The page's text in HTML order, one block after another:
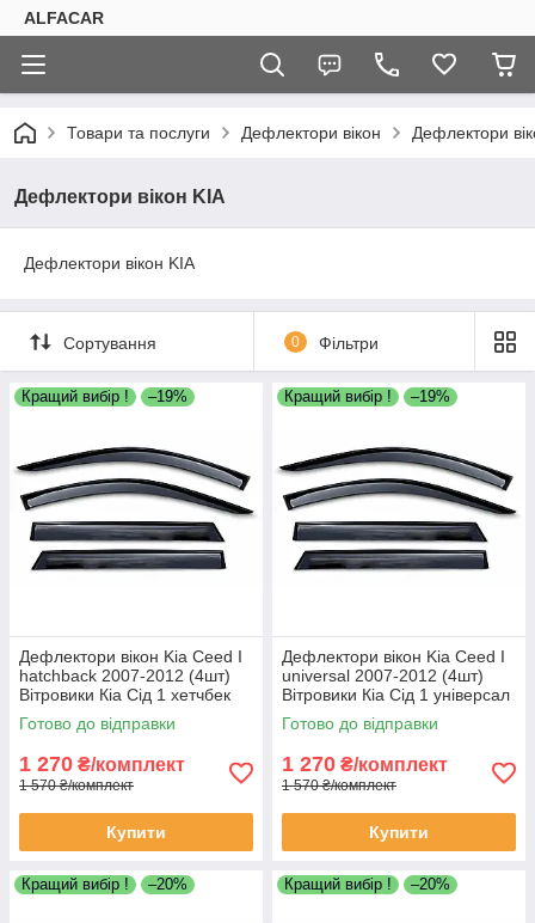
ALFACAR
Товари та послуги Дефлектори вікон Дефлектори
Дефлектори вікон KIA
Дефлектори вікон KIA
Сортування 0 Фільтри
Кращий вибір ! –19%
Дефлектори вікон Kia Ceed I
hatchback 2007-2012 (4шт)
Вітровики Кіа Сід 1 хетчбек
дефлектори 4шт
Готово до відправки
1 270 ₴/комплект
1 570 ₴/комплект
Купити
Кращий вибір ! –19%
Дефлектори вікон Kia Ceed I
universal 2007-2012 (4шт)
Вітровики Кіа Сід 1 універсал
дефлектори 4шт
Готово до відправки
1 270 ₴/комплект
1 570 ₴/комплект
Купити
Кращий вибір ! –20% Кращий вибір ! –20%